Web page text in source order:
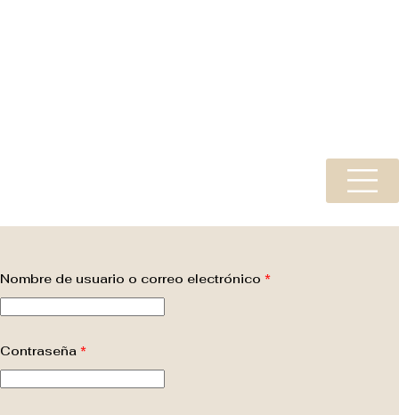
Nombre de usuario o correo electrónico *
Contraseña *